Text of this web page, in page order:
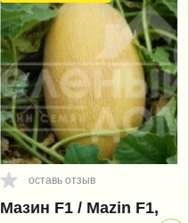
оставь отзыв
Мазин F1 / Mazin F1,